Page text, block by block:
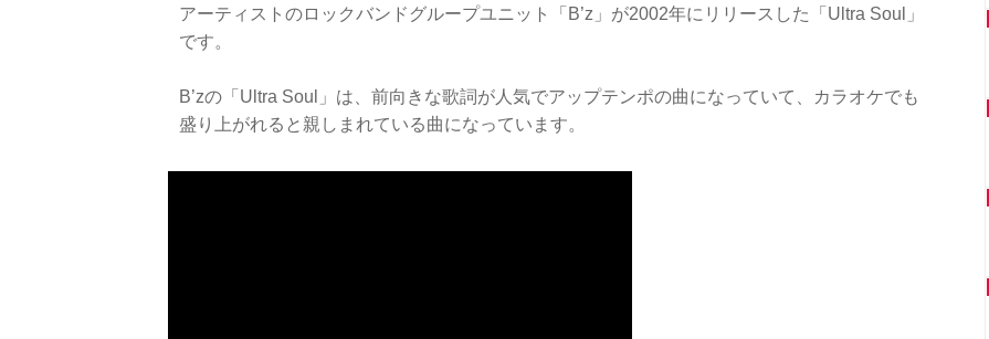
アーティストのロックバンドグループユニット「B’z」が2002年にリリースした「Ultra Soul」
です。
B’zの「Ultra Soul」は、前向きな歌詞が人気でアップテンポの曲になっていて、カラオケでも
盛り上がれると親しまれている曲になっています。